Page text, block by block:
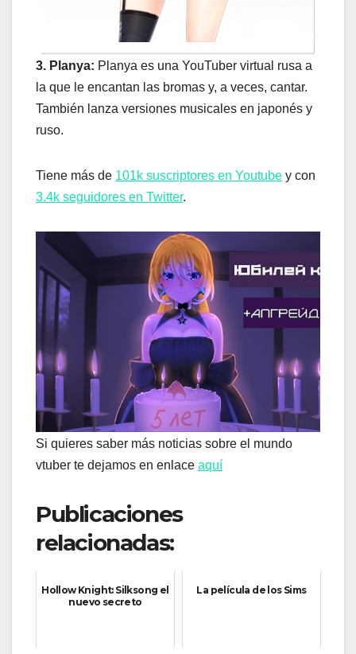
3. Planya: Planya es una YouTuber virtual rusa a
la que le encantan las bromas y, a veces, cantar.
También lanza versiones musicales en japonés y
ruso.
Tiene más de 101k suscriptores en Youtube y con
3.4k seguidores en Twitter.
Si quieres saber más noticias sobre el mundo
vtuber te dejamos en enlace aquí
Publicaciones
relacionadas:
Hollow Knight: Silksong el
nuevo secreto
La película de los Sims